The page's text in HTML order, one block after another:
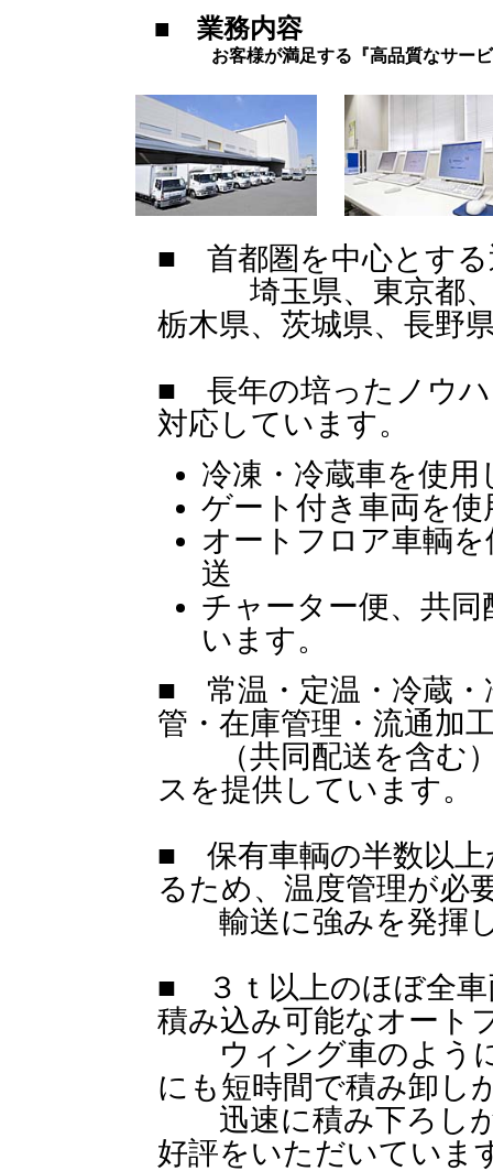
■ 業務内容
お客様が満足する『高品質なサー
■ 首都圏を中心とする
埼玉県、東京都、
栃木県、茨城県、長野
■ 長年の培ったノウハ
対応しています。
冷凍・冷蔵車を使
ゲート付き車両を
オートフロア車輌
送
チャーター便、共
います。
■ 常温・定温・冷蔵・
管・在庫管理・流通加
（共同配送を含む）
スを提供しています。
■ 保有車輌の半数以上
るため、温度管理が必
輸送に強みを発揮
■ ３ｔ以上のほぼ全車
積み込み可能なオー
ウィング車のように
にも短時間で積み卸し
迅速に積み下ろしが
好評をいただいていま